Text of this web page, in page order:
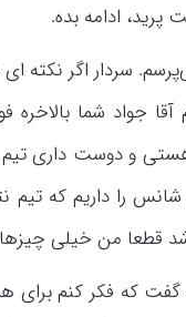
پرید، ادامه بده.
سردار اگر نکته ای
آقا جواد شما
و دوست داری تیم
را داریم که
قطعا من خیلی چیزها
گفت که فکر کنم